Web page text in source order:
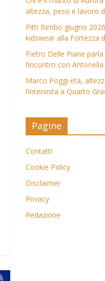
altezza, peso e lavoro
Pitti Bimbo giugno
kidswear alla Fortezza
Pietro Delle Piane
l’incontro con Antonella
Marco Poggi età,
l’intervista a Quarto
Pagine
Contatti
Cookie Policy
Disclaimer
Privacy
Redazione